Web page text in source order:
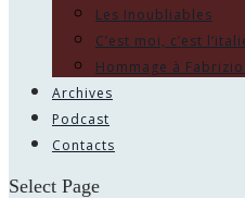
Les Inoubliables
C’est moi, c’est
Hommage à
Archives
Podcast
Contacts
Select Page